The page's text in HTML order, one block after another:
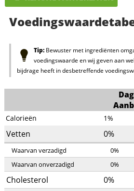
Tip:Bewuster met ingrediënten
voedingswaarde en wij geven aan
bijdrage heeft in desbetreffende
Calorieën 1%
Vetten 0%
Waarvan verzadigd 0%
Waarvan onverzadigd
0%
Cholesterol 0%